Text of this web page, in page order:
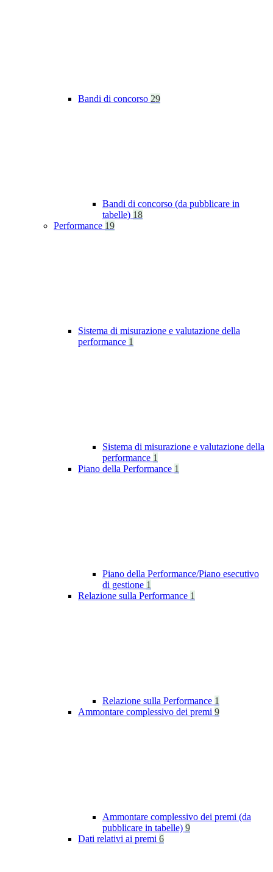
Bandi di concorso 29
Bandi di concorso (da pubblicare in
tabelle) 18
Performance 19
Sistema di misurazione e valutazione della
performance 1
Sistema di misurazione e valutazione della
performance 1
Piano della Performance 1
Piano della Performance/Piano esecutivo
di gestione 1
Relazione sulla Performance 1
Relazione sulla Performance 1
Ammontare complessivo dei premi 9
Ammontare complessivo dei premi (da
pubblicare in tabelle) 9
Dati relativi ai premi 6